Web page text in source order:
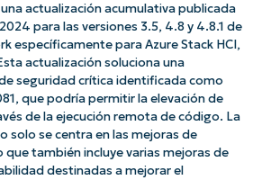
actualización acumulativa publicada
para las versiones 3.5, 4.8 y 4.8.1 de
específicamente para Azure Stack HCI,
actualización soluciona una
seguridad crítica identificada como
que podría permitir la elevación de
de la ejecución remota de código. La
solo se centra en las mejoras de
que también incluye varias mejoras de
destinadas a mejorar el